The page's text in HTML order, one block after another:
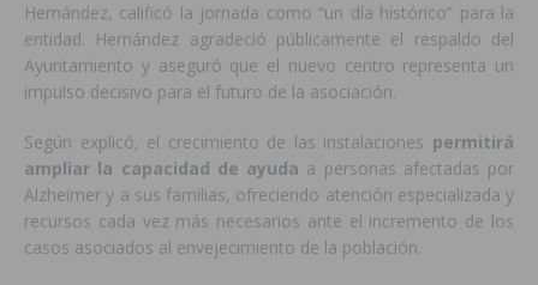
Hernández, calificó la jornada como “un día histórico” para la
entidad. Hernández agradeció públicamente el respaldo del
Ayuntamiento y aseguró que el nuevo centro representa un
impulso decisivo para el futuro de la asociación.
Según explicó, el crecimiento de las instalaciones permitirá
ampliar la capacidad de ayuda a personas afectadas por
Alzheimer y a sus familias, ofreciendo atención especializada y
recursos cada vez más necesarios ante el incremento de los
casos asociados al envejecimiento de la población.